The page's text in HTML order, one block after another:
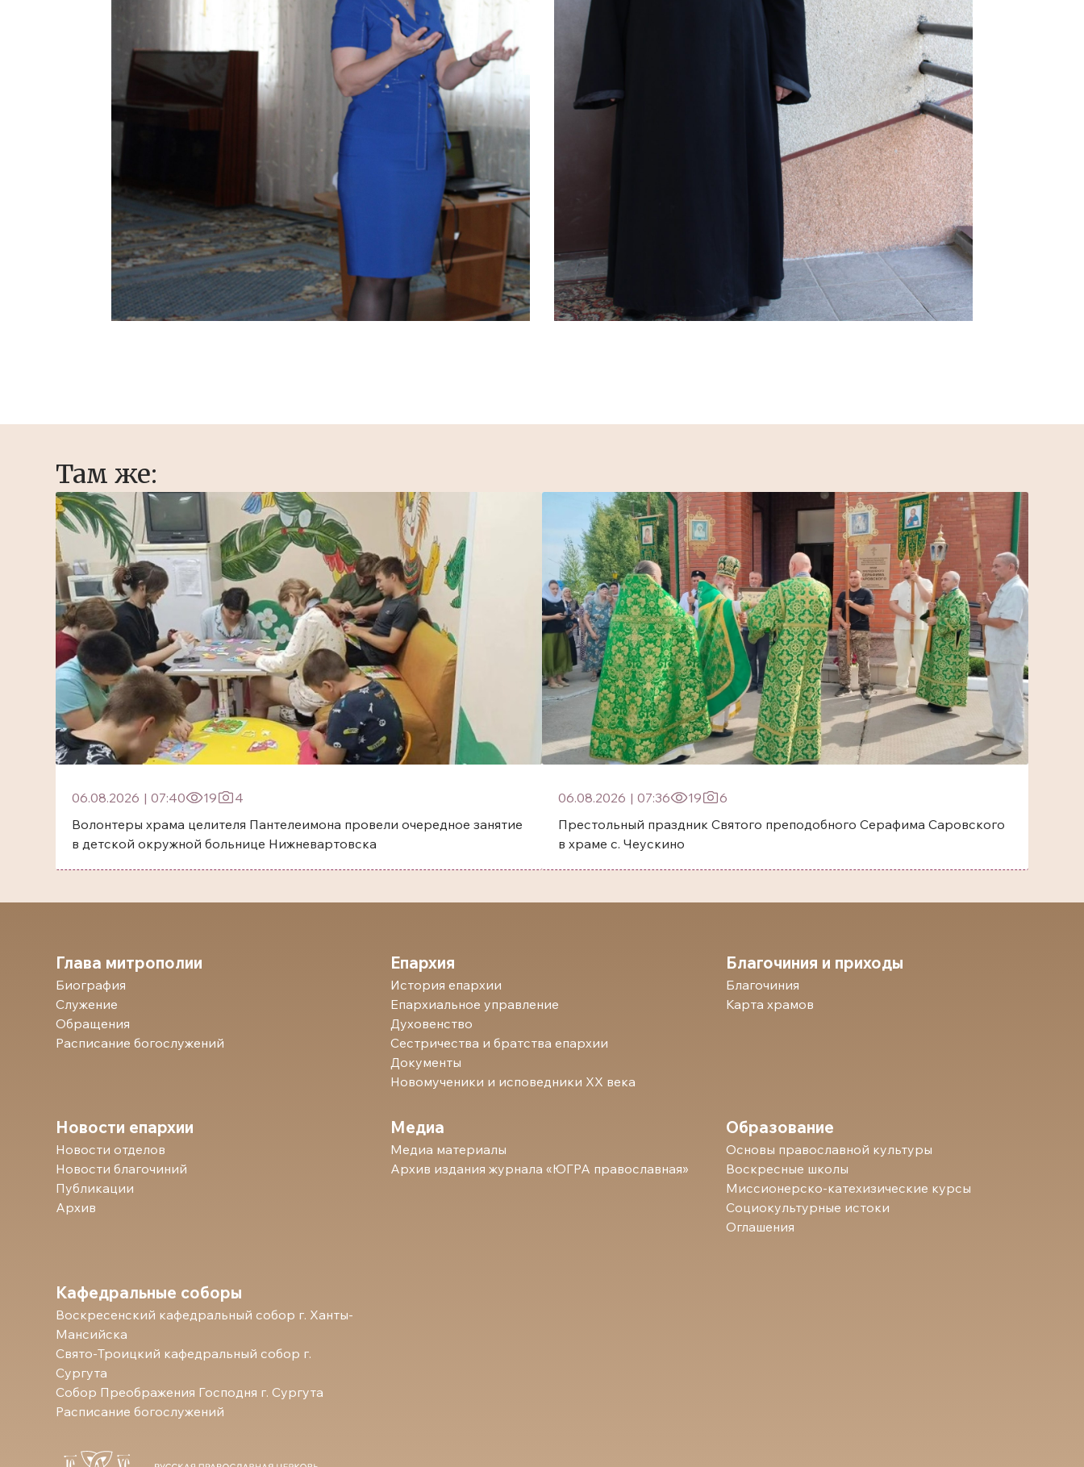
Там же:
06.08.2026 | 07:40 19
4
Волонтеры храма целителя Пантелеимона провели очередное занятие
в детской окружной больнице Нижневартовска
06.08.2026 | 07:36 19
6
Престольный праздник Святого преподобного Серафима Саровского
в храме с. Чеускино
Глава митрополии
Биография
Служение
Обращения
Расписание богослужений
Епархия
История епархии
Епархиальное управление
Духовенство
Сестричества и братства епархии
Документы
Новомученики и исповедники ХХ века
Благочиния и приходы
Благочиния
Карта храмов
Новости епархии
Новости отделов
Новости благочиний
Публикации
Архив
Медиа
Медиа материалы
Архив издания журнала «ЮГРА православная»
Образование
Основы православной культуры
Воскресные школы
Миссионерско-катехизические курсы
Социокультурные истоки
Оглашения
Кафедральные соборы
Воскресенский кафедральный собор г. Ханты-
Мансийска
Свято-Троицкий кафедральный собор г.
Сургута
Собор Преображения Господня г. Сургута
Расписание богослужений